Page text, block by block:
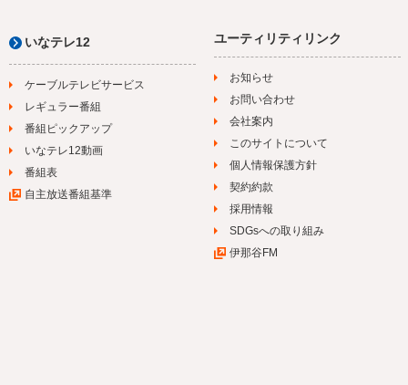
いなテレ12
ケーブルテレビサービス
レギュラー番組
番組ピックアップ
いなテレ12動画
番組表
自主放送番組基準
ユーティリティリンク
お知らせ
お問い合わせ
会社案内
このサイトについて
個人情報保護方針
契約約款
採用情報
SDGsへの取り組み
伊那谷FM